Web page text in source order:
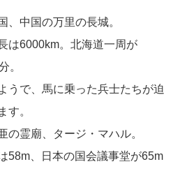
、中国の万里の長城。
は6000km。北海道一周が
。
うで、馬に乗った兵士たちが迫
す。
の霊廟、タージ・マハル。
58m 、日本の国会議事堂が65m